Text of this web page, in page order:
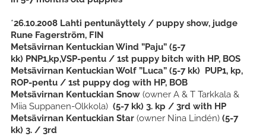
*26.10.2008 Lahti pentunäyttely / puppy show, judge
Rune Fagerström, FIN
Metsävirnan Kentuckian Wind ”Paju” (5-7
kk) PNP1,kp,VSP-pentu / 1st puppy bitch with HP, BOS
Metsävirnan Kentuckian Wolf ”Luca” (5-7 kk) PUP1, kp,
ROP-pentu / 1st puppy dog with HP, BOB
Metsävirnan Kentuckian Snow (owner A & T Tarkkala &
Miia Suppanen-Olkkola) (5-7 kk) 3. kp / 3rd with HP
Metsävirnan Kentuckian Star (owner Nina Lindén) (5-7
kk) 3. / 3rd